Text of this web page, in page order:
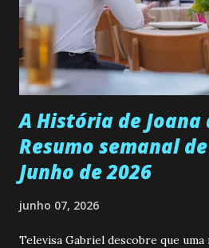
muito madura para a idade,
empática. Detesta injustiças e é
teimosa e muito persistente
Durante um exame ginecológico,
A História de Joana
Resumo semanal
Junho de 2026
junho 07, 2026
Televisa Gabriel descobre que